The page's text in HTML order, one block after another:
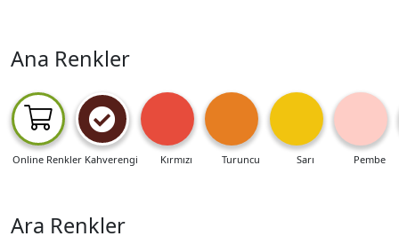
Ana Renkler
Online Renkler Kahverengi Kırmızı Turuncu Sarı Pembe
Ara Renkler